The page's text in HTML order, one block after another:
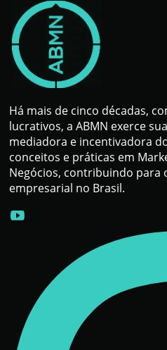
Há mais de cinco décadas,
lucrativos, a ABMN exerce
mediadora e incentivadora
conceitos e práticas em
Negócios, contribuindo para
empresarial no Brasil.